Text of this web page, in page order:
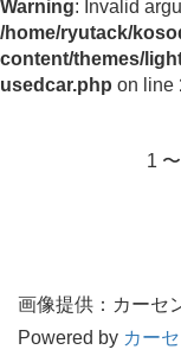
Warning: Invalid
/home/ryutack/
content/themes/
usedcar.php on line
1
画像提供：カーセ
Powered by カー